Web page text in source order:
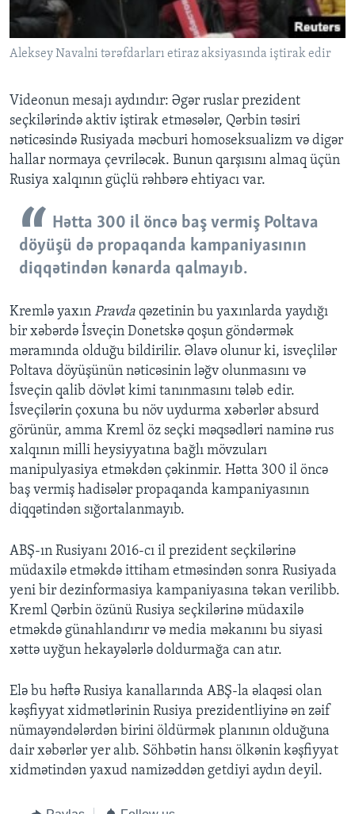
Aleksey Navalni tərəfdarları etiraz aksiyasında iştirak edir
Videonun mesajı aydındır: Əgər ruslar prezident
seçkilərində aktiv iştirak etməsələr, Qərbin təsiri
nəticəsində Rusiyada məcburi homoseksualizm və digər
hallar normaya çevriləcək. Bunun qarşısını almaq üçün
Rusiya xalqının güçlü rəhbərə ehtiyacı var.
Hətta 300 il öncə baş vermiş Poltava
döyüşü də propaqanda kampaniyasının
diqqətindən kənarda qalmayıb.
Kremlə yaxın Pravda qəzetinin bu yaxınlarda yaydığı
bir xəbərdə İsveçin Donetskə qoşun göndərmək
məramında olduğu bildirilir. Əlavə olunur ki, isveçlilər
Poltava döyüşünün nəticəsinin ləğv olunmasını və
İsveçin qalib dövlət kimi tanınmasını tələb edir.
İsveçilərin çoxuna bu növ uydurma xəbərlər absurd
görünür, amma Kreml öz seçki məqsədləri naminə rus
xalqının milli heysiyyatına bağlı mövzuları
manipulyasiya etməkdən çəkinmir. Hətta 300 il öncə
baş vermiş hadisələr propaqanda kampaniyasının
diqqətindən sığortalanmayıb.
ABŞ-ın Rusiyanı 2016-cı il prezident seçkilərinə
müdaxilə etməkdə ittiham etməsindən sonra Rusiyada
yeni bir dezinformasiya kampaniyasına təkan verilibb.
Kreml Qərbin özünü Rusiya seçkilərinə müdaxilə
etməkdə günahlandırır və media məkanını bu siyasi
xəttə uyğun hekayələrlə doldurmağa can atır.
Elə bu həftə Rusiya kanallarında ABŞ-la əlaqəsi olan
kəşfiyyat xidmətlərinin Rusiya prezidentliyinə ən zəif
nümayəndələrdən birini öldürmək planının olduğuna
dair xəbərlər yer alıb. Söhbətin hansı ölkənin kəşfiyyat
xidmətindən yaxud namizəddən getdiyi aydın deyil.